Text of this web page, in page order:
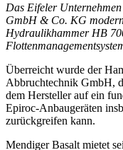
Das Eifeler
GmbH & Co. KG
Hydraulikhammer HB
Überreicht wurde der
Abbruchtechnik GmbH,
dem Hersteller auf ein
Epiroc-Anbaugeräten
zurückgreifen kann.
Mendiger Basalt mietet